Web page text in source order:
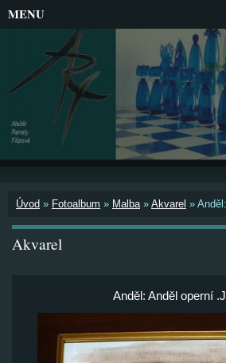
Úvod » Fotoalbum » Malba» Akvarel »
Akvarel
Anděl: Anděl operní
MENU